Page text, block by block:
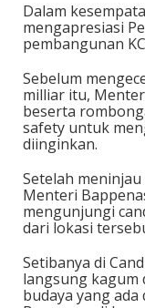
Dalam
mengapresiasi
pembangunan
Sebelum
milliar itu,
beserta
safety untuk
diinginkan.
Setelah
Menteri
mengunjungi
dari lokasi
Setibanya di
langsung kagum
budaya yang